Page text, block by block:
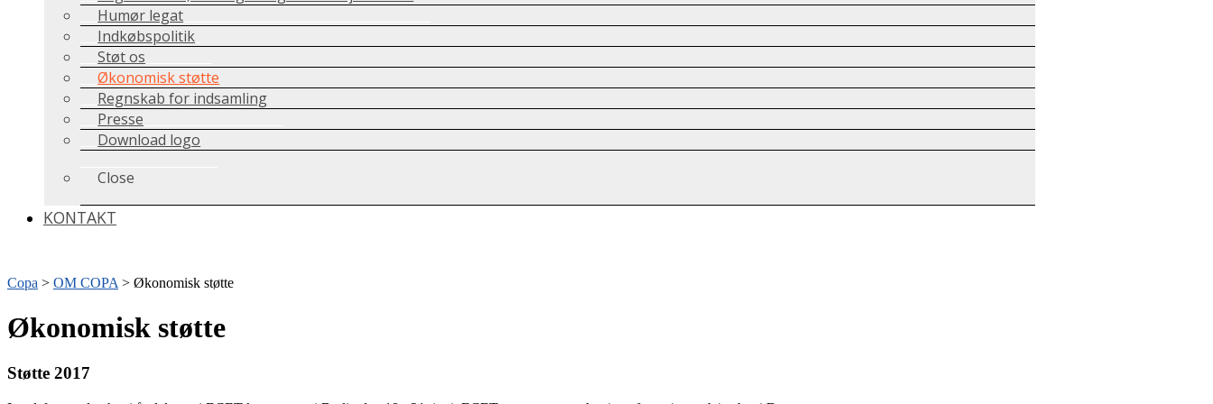
Humør legat
Indkøbspolitik
Støt os
Økonomisk støtte
Regnskab for indsamling
Presse
Download logo
Close
KONTAKT
Copa > OM COPA> Økonomisk støtte
Økonomisk støtte
Støtte 2017